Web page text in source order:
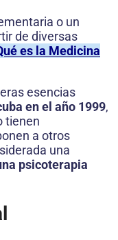
o un
de diversas
es la Medicina
esencias
en el año 1999,
tienen
a otros
una
psicoterapia